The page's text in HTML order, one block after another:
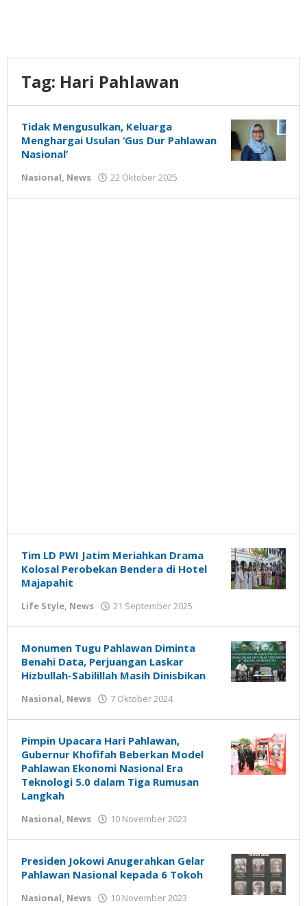
Tag: Hari Pahlawan
Tidak Mengusulkan, Keluarga
Menghargai Usulan ‘Gus Dur Pahlawan
Nasional’
Nasional, News 22 Oktober 2025
Susanto
Tim LD PWI Jatim Meriahkan Drama
Kolosal Perobekan Bendera di Hotel
Majapahit
Life Style, News 21 September 2025
Susanto
Monumen Tugu Pahlawan Diminta
Benahi Data, Perjuangan Laskar
Hizbullah-Sabilillah Masih Dinisbikan
Nasional, News 7 Oktober 2024
Susanto
Pimpin Upacara Hari Pahlawan,
Gubernur Khofifah Beberkan Model
Pahlawan Ekonomi Nasional Era
Teknologi 5.0 dalam Tiga Rumusan
Langkah
Nasional, News 10 November 2023
Susanto
Presiden Jokowi Anugerahkan Gelar
Pahlawan Nasional kepada 6 Tokoh
Nasional, News 10 November 2023